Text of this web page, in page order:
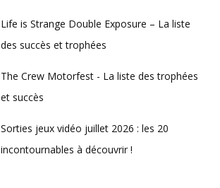
Life is Strange Double Exposure – La liste
des succès et trophées
The Crew Motorfest - La liste des trophées
et succès
Sorties jeux vidéo juillet 2026 : les 20
incontournables à découvrir !